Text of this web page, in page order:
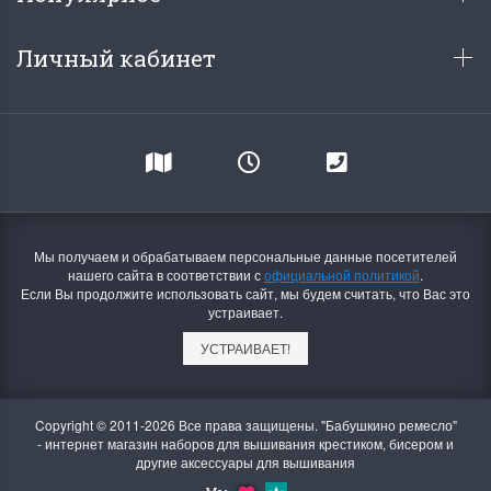
Личный кабинет
Мы получаем и обрабатываем персональные данные посетителей
нашего сайта в соответствии софициальной политикой.
Если Вы продолжите использовать сайт, мы будем считать, что Вас это
устраивает.
УСТРАИВАЕТ!
Copyright © 2011-2026 Все права защищены. "Бабушкино ремесло"
- интернет магазин наборов для вышивания крестиком, бисером и
другие аксессуары для вышивания